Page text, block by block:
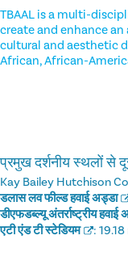
TBAAL is a multi-
create and enhance
cultural and aesthetic
African, African-
प्रमुख दर्शनीय स्थलों से
Kay Bailey Hutchison
डलास लव फील्ड हवाई अड्डा
डीएफडब्ल्यू अंतर्राष्ट्रीय हवाई
एटी एंड टी स्टेडियम
: